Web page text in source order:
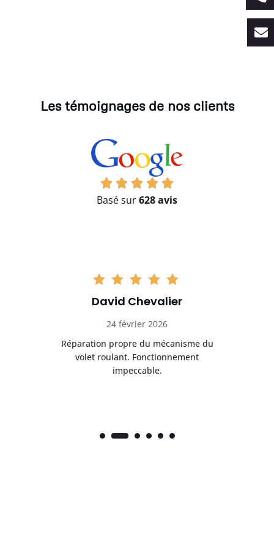
Les témoignages de nos clients
Basé sur628 avis
David Chevalier
24 février 2026
Réparation propre du mécanisme du
volet roulant. Fonctionnement
impeccable.